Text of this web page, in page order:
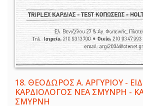
18. ΘΕΟΔΩΡΟΣ Α. ΑΡΓΥΡΙΟΥ -
ΚΑΡΔΙΟΛΟΓΟΣ ΝΕΑ ΣΜΥΝΡΗ -
ΣΜΥΡΝΗ